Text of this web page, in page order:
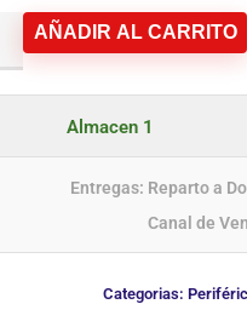
AÑADIR AL CARRITO
Almacen 1
Entregas: Reparto a
Canal de
Categorias: